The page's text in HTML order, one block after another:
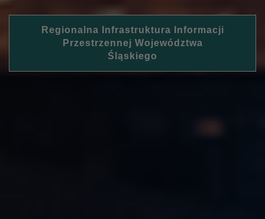
Regionalna Infrastruktura Informacji
Przestrzennej Województwa
Śląskiego